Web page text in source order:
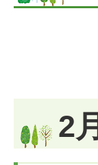
2月